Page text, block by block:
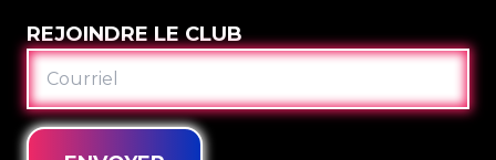
REJOINDRE LE CLUB
COURRIEL